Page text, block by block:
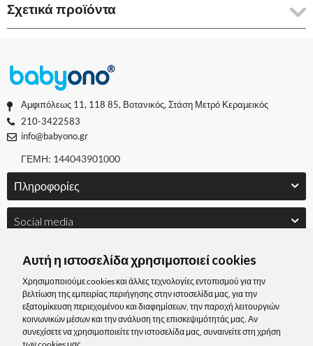
Αυτή η ιστοσελίδα χρησιμοποιεί cookies
Χρησιμοποιούμε cookies και άλλες τεχνολογίες εντοπισμού για την
βελτίωση της εμπειρίας περιήγησης στην ιστοσελίδα μας, για την
εξατομίκευση περιεχομένου και διαφημίσεων, την παροχή λειτουργιών
κοινωνικών μέσων και την ανάλυση της επισκεψιμότητάς μας. Αν
συνεχίσετε να χρησιμοποιείτε την ιστοσελίδα μας, συναινείτε στη χρήση
Σχετικά προϊόντα
Αμφιπόλεως 11, 118 85, Βοτανικός, Στάση Μετρό Κεραμεικός
210-3422583
info@babyono.gr
ΓΕΜΗ: 144043901000
Πληροφορίες
Social media